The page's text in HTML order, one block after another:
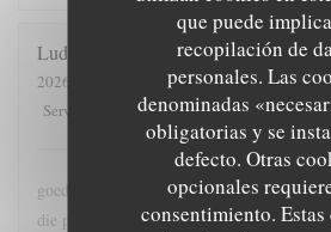
que puede
recopilación de
personales. Las
denominadas
obligatorias y se
defecto. Otras
opcionales
consentimiento.
Ludo
2026-07-30
- 18:00 - Invitados 2
Servicio
Ambiente:5/5 Menú: 5/5
goede bediening , lekker en meer dan
die prijs